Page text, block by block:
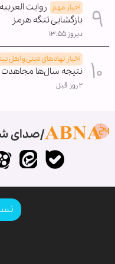
اخبار مهم روایت
بازگشایی تنگه هرمز
دیروز ۱۳:۵۵
اخبار نهادهای دینی و اهل
نتیجه سال‌ها مجاهدت
۲ روز قبل
صدای